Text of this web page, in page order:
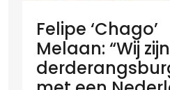
Felipe ‘Chago’
Melaan: “Wij zijn